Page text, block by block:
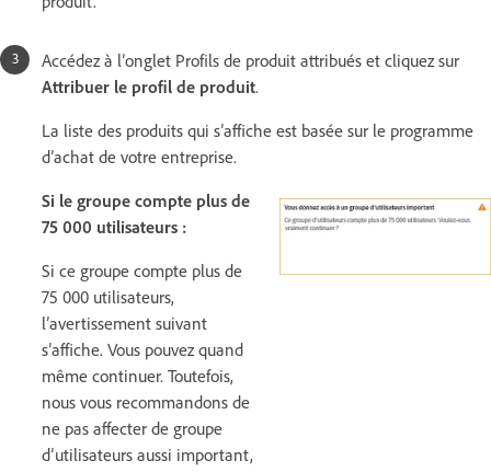
Accédez à l’onglet Profils de produit attribués et cliquez sur
Attribuer le profil de produit.
La liste des produits qui s’affiche est basée sur le programme
d’achat de votre entreprise.
Si le groupe compte plus de
75 000 utilisateurs :
Si ce groupe compte plus de
75 000 utilisateurs,
l’avertissement suivant
s’affiche. Vous pouvez quand
même continuer. Toutefois,
nous vous recommandons de
ne pas affecter de groupe
d’utilisateurs aussi important,